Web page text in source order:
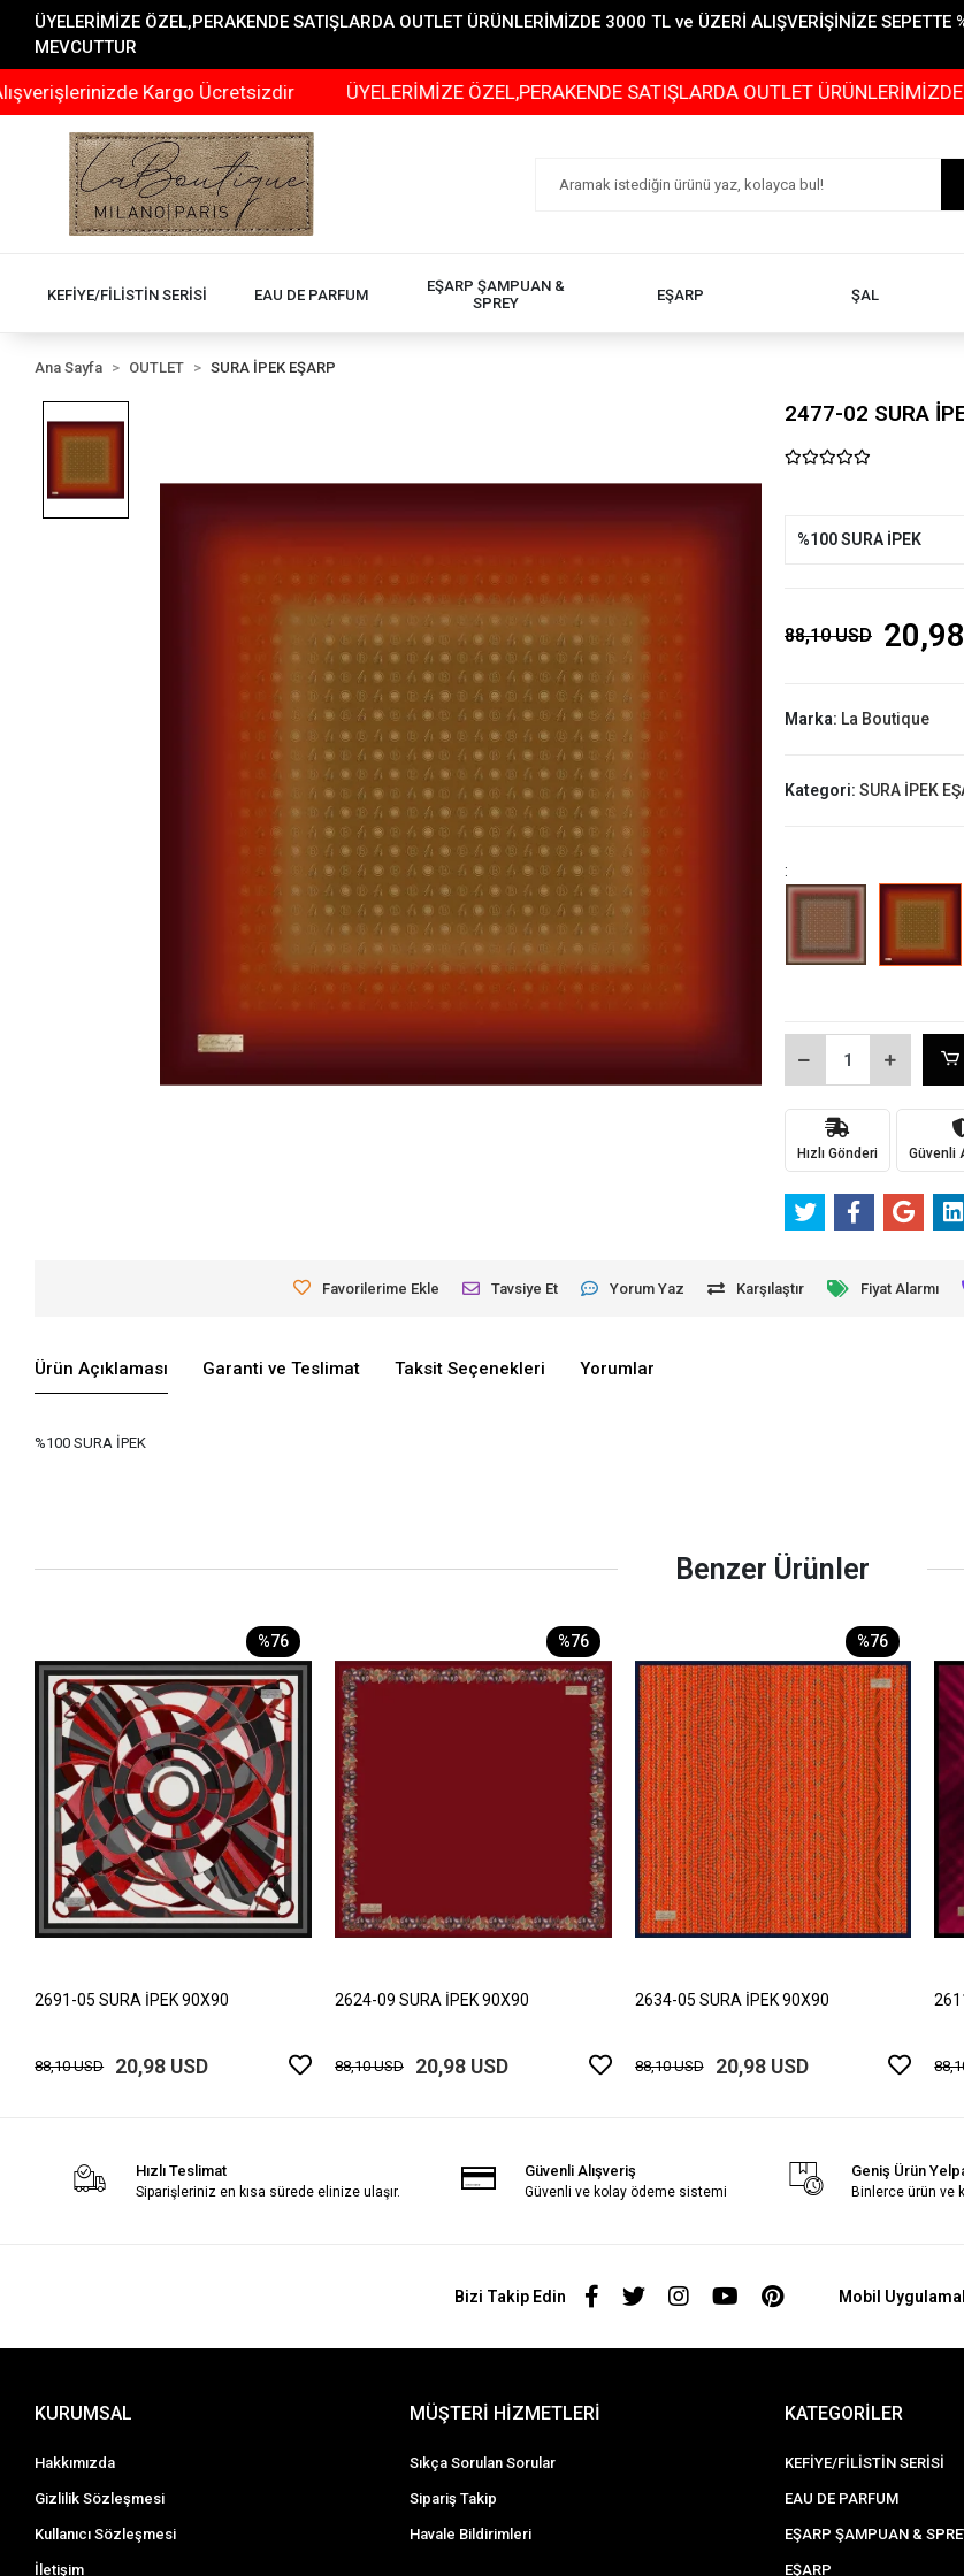
ÜYELERİMİZE ÖZEL,PERAKENDE SATIŞLARDA OUTLET ÜRÜNLERİMİZDE 3000 TL ve ÜZERİ ALIŞVERİŞİNİZE
MEVCUTTUR
Kargo Ücretsizdir ÜYELERİMİZE ÖZEL,PERAKENDE SATIŞLARDA OUTLET ÜRÜNLERİMİZDE 3000
KEFİYE/FİLİSTİN SERİSİ EAU DE PARFUM
EŞARP ŞAMPUAN &
SPREY
EŞARP ŞAL
Ana Sayfa OUTLET SURA İPEK EŞARP
2477-02 SURA
%100 SURA İPEK
88,10 USD
Marka: La Boutique
Kategori: SURA İPEK
:
Hızlı Gönderi Güvenli
Favorilerime Ekle Tavsiye Et Yorum Yaz Karşılaştır Fiyat Alarmı
Ürün Açıklaması Garanti ve Teslimat Taksit Seçenekleri Yorumlar
%100 SURA İPEK
Benzer Ürünler
%76
2691-05 SURA İPEK 90X90
88,10 USD 20,98 USD
%76
2624-09 SURA İPEK 90X90
88,10 USD 20,98 USD
%76
2634-05 SURA İPEK 90X90
88,10 USD 20,98 USD
Hızlı Teslimat
Siparişleriniz en kısa sürede elinize ulaşır.
Güvenli Alışveriş
Güvenli ve kolay ödeme sistemi
Geniş Ürün
Binlerce ürün ve
Bizi Takip Edin Mobil
KURUMSAL
Hakkımızda
Gizlilik Sözleşmesi
Kullanıcı Sözleşmesi
İletişim
MÜŞTERİ HİZMETLERİ
Sıkça Sorulan Sorular
Sipariş Takip
Havale Bildirimleri
KATEGORİLER
KEFİYE/FİLİSTİN SERİSİ
EAU DE PARFUM
EŞARP ŞAMPUAN &
EŞARP